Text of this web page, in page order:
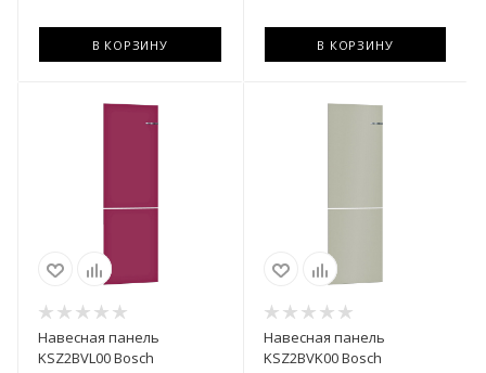
В КОРЗИНУ В КОРЗИНУ
Навесная панель
KSZ2BVL00 Bosch
Навесная панель
KSZ2BVK00 Bosch